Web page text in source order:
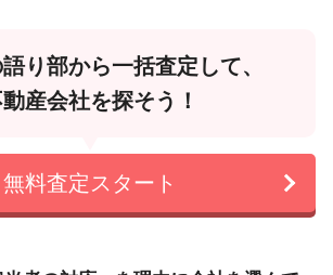
り部から一括査定して、
産会社を探そう！
無料査定スタート